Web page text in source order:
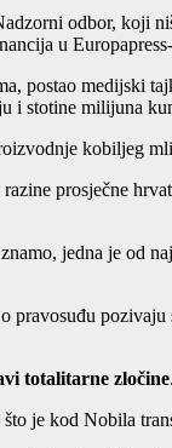
odbor, koji
u
postao medijski
i stotine milijuna
kobiljeg
prosječne
jedna je od
totalitarne zločine.
je kod Nobila